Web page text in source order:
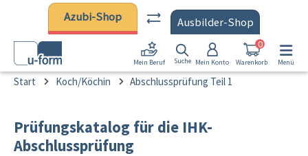
Zum Hauptinhalt springen
Azubi-Shop Ausbilder-Shop
Mein Beruf Suche Mein Konto Warenkorb
0
Menü
Start Koch/Köchin Abschlussprüfung Teil 1
Prüfungskatalog für die IHK-
Abschlussprüfung